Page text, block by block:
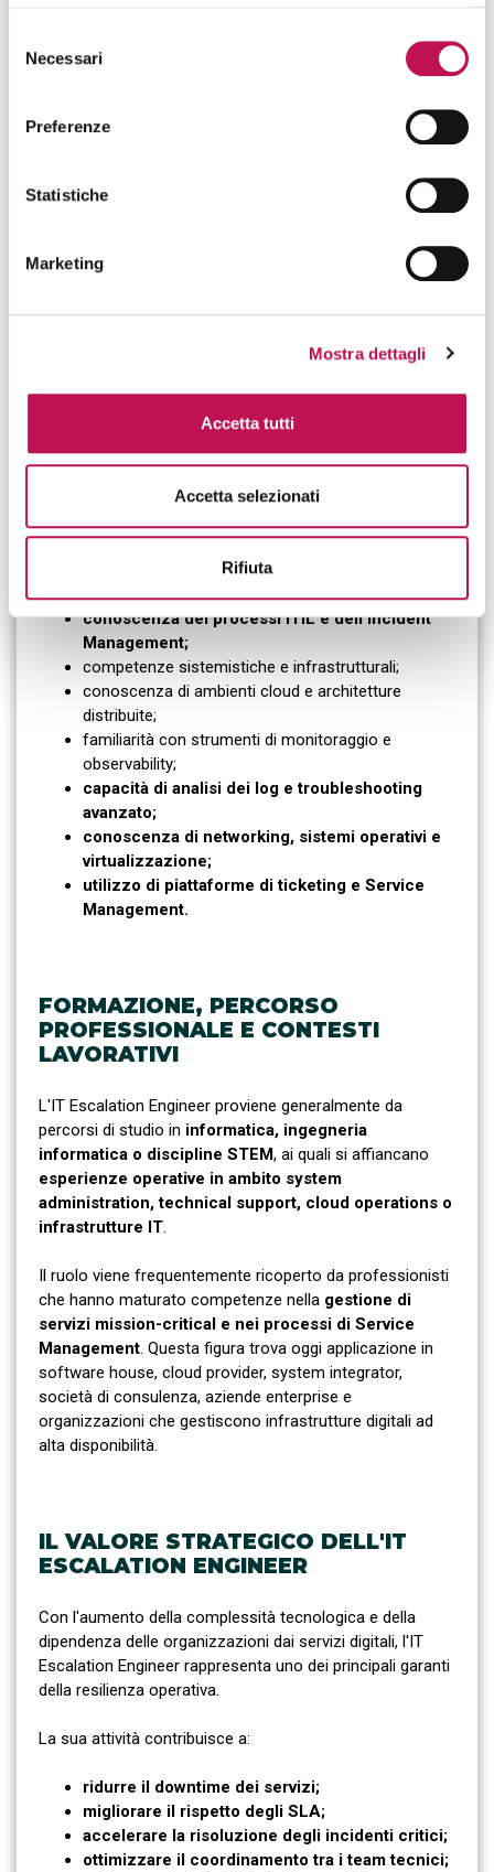
delNecessari
Preferenze
Statistiche
Marketing
Mostra dettagli
Accetta tutti
Accetta selezionati
Rifiuta
Cloud Engineer
, metodologia introdotta dalla
Site Reliability Engineering che consente di
analizzare gli
ENGINEER
integrano aspetti infrastrutturali, organizzativi e
conoscenza dei processi ITIL e dell'Incident
Management;
competenze sistemistiche e infrastrutturali;
conoscenza di ambienti cloud e architetture
distribuite;
familiarità con strumenti di monitoraggio e
observability;
capacità di analisi dei log e troubleshooting
avanzato;
conoscenza di networking, sistemi operativi e
virtualizzazione;
utilizzo di piattaforme di ticketing e Service
Management.
FORMAZIONE, PERCORSO
PROFESSIONALE E CONTESTI
LAVORATIVI
L'IT Escalation Engineer proviene generalmente da
percorsi di studio in informatica, ingegneria
informatica o discipline STEM, ai quali si affiancano
esperienze operative in ambito system
administration, technical support, cloud operations o
infrastrutture IT.
Il ruolo viene frequentemente ricoperto da professionisti
che hanno maturato competenze nella gestione di
servizi mission-critical e nei processi di Service
Management. Questa figura trova oggi applicazione in
software house, cloud provider, system integrator,
società di consulenza, aziende enterprise e
organizzazioni che gestiscono infrastrutture digitali ad
alta disponibilità.
IL VALORE STRATEGICO DELL'IT
ESCALATION ENGINEER
Con l'aumento della complessità tecnologica e della
dipendenza delle organizzazioni dai servizi digitali, l'IT
Escalation Engineer rappresenta uno dei principali garanti
della resilienza operativa.
La sua attività contribuisce a:
ridurre il downtime dei servizi;
migliorare il rispetto degli SLA;
accelerare la risoluzione degli incidenti critici;
ottimizzare il coordinamento tra i team tecnici;